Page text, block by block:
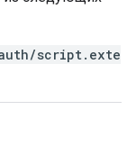
script.exte